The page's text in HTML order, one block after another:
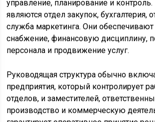
управление, планирование и
являются отдел закупок, бухгалтерия,
служба маркетинга. Они
снабжение, финансовую дисциплину,
персонала и продвижение услуг.
Руководящая структура обычно
предприятия, который контролирует
отделов, и заместителей,
производство и коммерческую